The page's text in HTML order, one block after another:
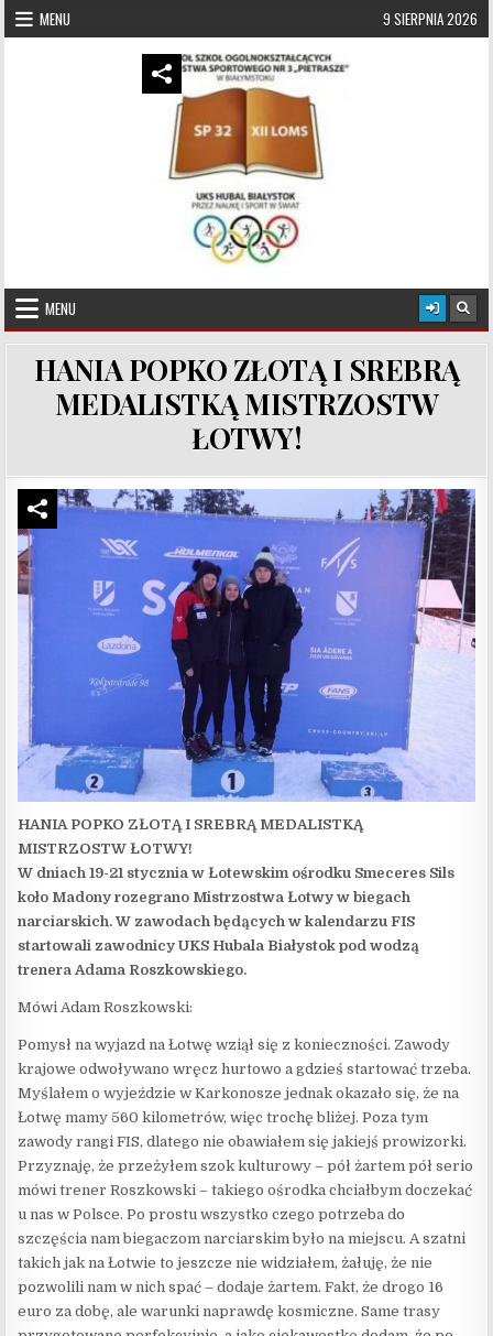
Skip to content
MENU 9 SIERPNIA 2026
UKS Hubal Białystok
MENU
HANIA POPKO ZŁOTĄ I SREBRĄ
MEDALISTKĄ MISTRZOSTW
ŁOTWY!
HANIA POPKO ZŁOTĄ I SREBRĄ MEDALISTKĄ
MISTRZOSTW ŁOTWY!
W dniach 19-21 stycznia w Łotewskim ośrodku Smeceres Sils
koło Madony rozegrano Mistrzostwa Łotwy w biegach
narciarskich. W zawodach będących w kalendarzu FIS
startowali zawodnicy UKS Hubala Białystok pod wodzą
trenera Adama Roszkowskiego.
Mówi Adam Roszkowski:
Pomysł na wyjazd na Łotwę wziął się z konieczności. Zawody
krajowe odwoływano wręcz hurtowo a gdzieś startować trzeba.
Myślałem o wyjeździe w Karkonosze jednak okazało się, że na
Łotwę mamy 560 kilometrów, więc trochę bliżej. Poza tym
zawody rangi FIS, dlatego nie obawiałem się jakiejś prowizorki.
Przyznaję, że przeżyłem szok kulturowy – pół żartem pół serio
mówi trener Roszkowski – takiego ośrodka chciałbym doczekać
u nas w Polsce. Po prostu wszystko czego potrzeba do
szczęścia nam biegaczom narciarskim było na miejscu. A szatni
takich jak na Łotwie to jeszcze nie widziałem, żałuję, że nie
pozwolili nam w nich spać – dodaje żartem. Fakt, że drogo 16
euro za dobę, ale warunki naprawdę kosmiczne. Same trasy